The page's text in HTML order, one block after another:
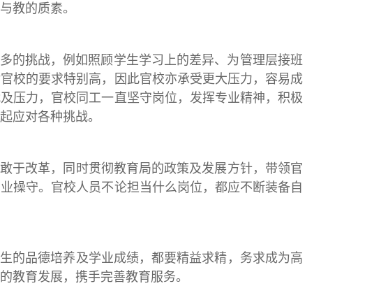
教的质素。
挑战，例如照顾学生学习上的差异、为管理层接班
校的要求特别高，因此官校亦承受更大压力，容易成
压力，官校同工一直坚守岗位，发挥专业精神，积极
应对各种挑战。
改革，同时贯彻教育局的政策及发展方针，带领官
操守。官校人员不论担当什么岗位，都应不断装备自
品德培养及学业成绩，都要精益求精，务求成为高
教育发展，携手完善教育服务。